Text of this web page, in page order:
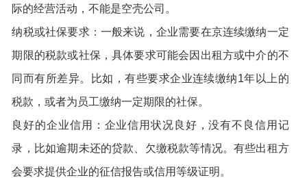
际的经营活动，不能是空壳公司。
纳税或社保要求：一般来说，企业需要在京连续缴纳一定
期限的税款或社保，具体要求可能会因出租方或中介的不
同而有所差异。比如，有些要求企业连续缴纳1年以上的
税款，或者为员工缴纳一定期限的社保。
良好的企业信用：企业信用状况良好，没有不良信用记
录，比如逾期未还的贷款、欠缴税款等情况。有些出租方
会要求提供企业的征信报告或信用等级证明。